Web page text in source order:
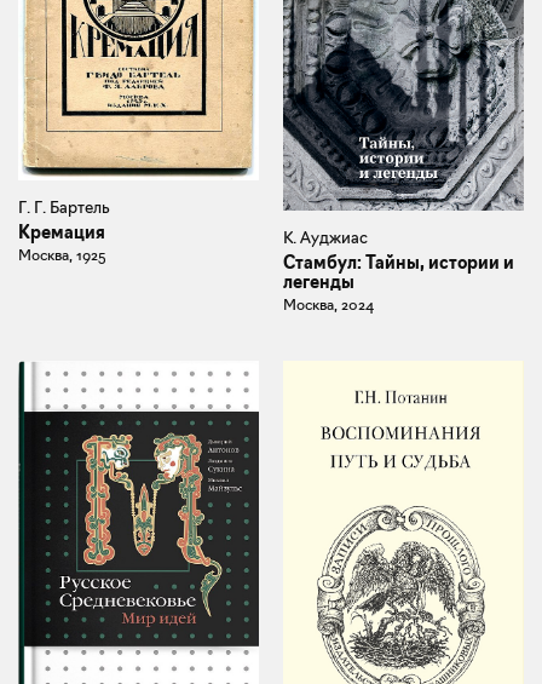
Г. Г. Бартель
Кремация
Москва, 1925
К. Ауджиас
Стамбул: Тайны, истории и
легенды
Москва, 2024